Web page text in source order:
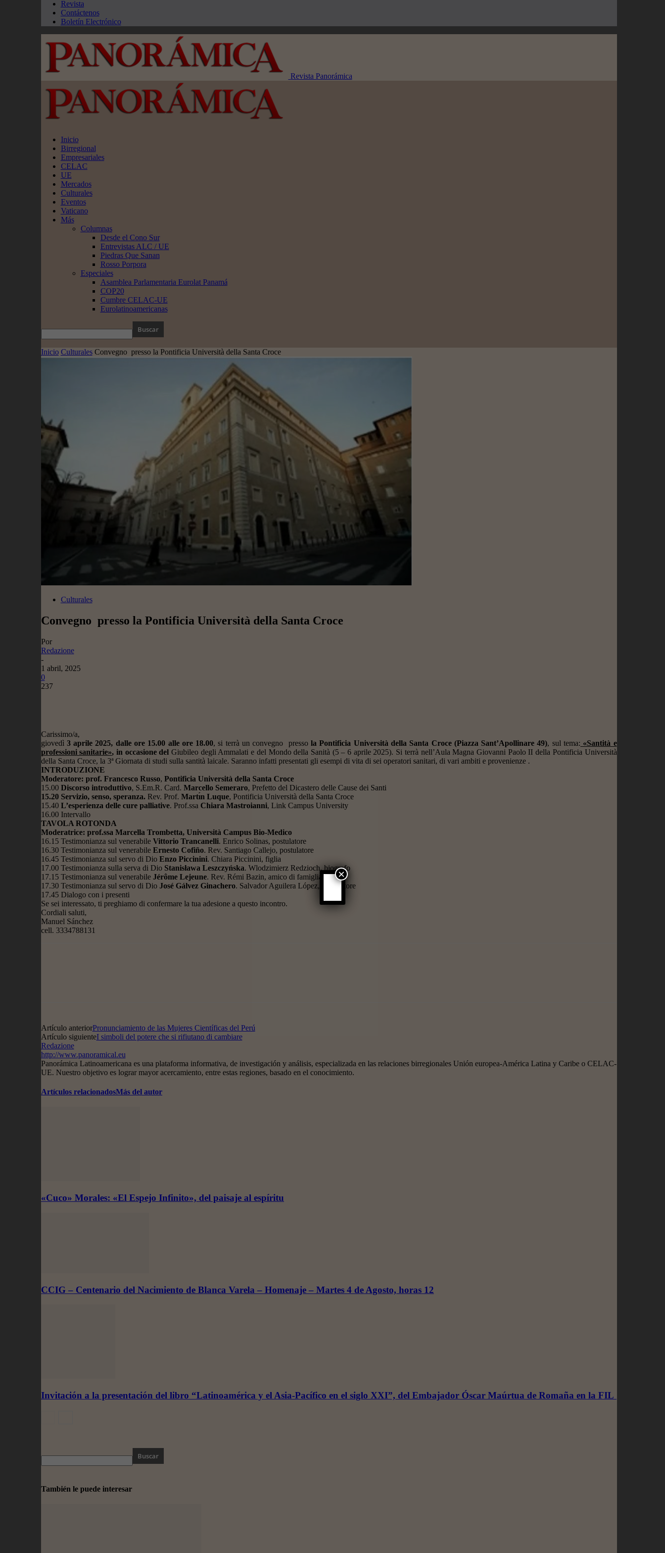
Revista
Contáctenos
Boletín Electrónico
Revista Panorámica
Inicio
Birregional
Empresariales
CELAC
UE
Mercados
Culturales
Eventos
Vaticano
Más
Columnas
Desde el Cono Sur
Entrevistas ALC / UE
Piedras Que Sanan
Rosso Porpora
Especiales
Asamblea Parlamentaria Eurolat Panamá
COP20
Cumbre CELAC-UE
Eurolatinoamericanas
Inicio Culturales Convegno presso la Pontificia Università della Santa Croce
Culturales
Convegno presso la Pontificia Università della Santa Croce
Por
Redazione
-
1 abril, 2025
0
237
Carissimo/a,
giovedì 3 aprile 2025, dalle ore 15.00 alle ore 18.00, si terrà un convegno pressola Pontificia Università della Santa Croce (Piazza Sant’Apollinare 49), sul tema: «Santità e
professioni sanitarie», in occasione delGiubileo degli Ammalati e del Mondo della Sanità (5 – 6 aprile 2025). Si terrà nell’Aula Magna Giovanni Paolo II della Pontificia Università
della Santa Croce, la 3ª Giornata di studi sulla santità laicale. Saranno infatti presentati gli esempi di vita di sei operatori sanitari, di vari ambiti e provenienze .
INTRODUZIONE
Moderatore: prof. Francesco Russo, Pontificia Università della Santa Croce
15.00Discorso introduttivo, S.Em.R. Card. Marcello Semeraro, Prefetto del Dicastero delle Cause dei Santi
15.20 Servizio, senso, speranza. Rev. Prof. Martı́n Luque, Pontificia Università della Santa Croce
15.40 L’esperienza delle cure palliative. Prof.ssa Chiara Mastroianni, Link Campus University
16.00 Intervallo
TAVOLA ROTONDA
Moderatrice: prof.ssa Marcella Trombetta, Università Campus Bio-Medico
16.15 Testimonianza sul venerabile Vittorio Trancanelli. Enrico Solinas, postulatore
16.30 Testimonianza sul venerabile Ernesto Cofiño. Rev. Santiago Callejo, postulatore
16.45 Testimonianza sul servo di Dio Enzo Piccinini. Chiara Piccinini, figlia
17.00 Testimonianza sulla serva di Dio Stanisława Leszczyńska. Wlodzimierz Redzioch, biografo
17.15 Testimonianza sul venerabile Jérôme Lejeune. Rev. Rémi Bazin, amico di famiglia
17.30 Testimonianza sul servo di Dio José Gálvez Ginachero. Salvador Aguilera López, postulatore
17.45 Dialogo con i presenti
Se sei interessato, ti preghiamo di confermare la tua adesione a questo incontro.
Cordiali saluti,
Manuel Sánchez
cell. 3334788131
Artículo anteriorPronunciamiento de las Mujeres Científicas del Perú
Artículo siguienteI simboli del potere che si rifiutano di cambiare
Redazione
http://www.panoramical.eu
Panorámica Latinoamericana es una plataforma informativa, de investigación y análisis, especializada en las relaciones birregionales Unión europea-América Latina y Caribe o CELAC-
UE. Nuestro objetivo es lograr mayor acercamiento, entre estas regiones, basado en el conocimiento.
Artículos relacionadosMás del autor
«Cuco» Morales: «El Espejo Infinito», del paisaje al espíritu
CCIG – Centenario del Nacimiento de Blanca Varela – Homenaje – Martes 4 de Agosto, horas 12
Invitación a la presentación del libro “Latinoamérica y el Asia-Pacífico en el siglo XXI”, del Embajador Óscar Maúrtua de Romaña en la FIL
También le puede interesar
×